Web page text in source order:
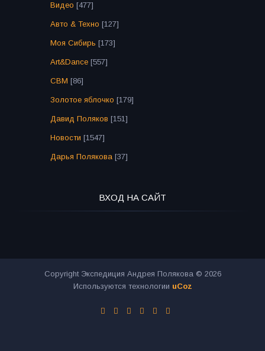
Видео [477]
Авто & Техно [127]
Моя Сибирь [173]
Art&Dance [557]
СВМ [86]
Золотое яблочко [179]
Давид Поляков [151]
Новости [1547]
Дарья Полякова [37]
ВХОД НА САЙТ
Copyright Экспедиция Андрея Полякова © 2026
Используются технологии uCoz